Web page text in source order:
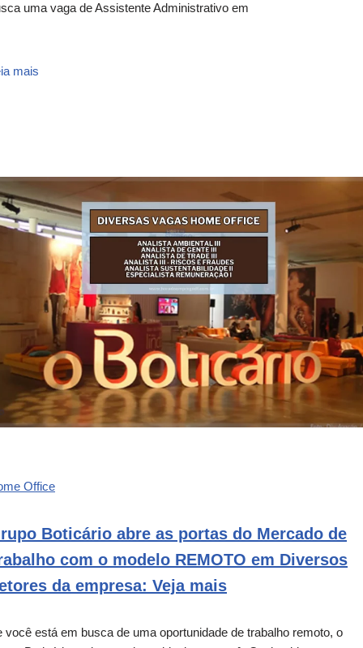
uma vaga de Assistente Administrativo em
mais
Office
Boticário abre as portas do Mercado de
com o modelo REMOTO em Diversos
da empresa: Veja mais
você está em busca de uma oportunidade de trabalho remoto, o